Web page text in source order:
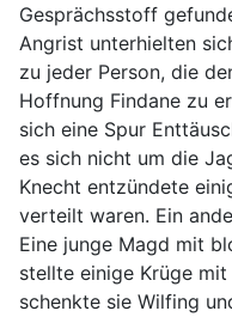
Gesprächsstoff
Angrist unterhielten
zu jeder Person, die
Hoffnung Findane zu
sich eine Spur
es sich nicht um die
Knecht entzündete
verteilt waren. Ein
Eine junge Magd mit
stellte einige Krüge
schenkte sie Wilfing